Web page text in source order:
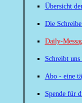
Übersicht
Die
Daily-
Schreibt
Abo - eine
Spende für